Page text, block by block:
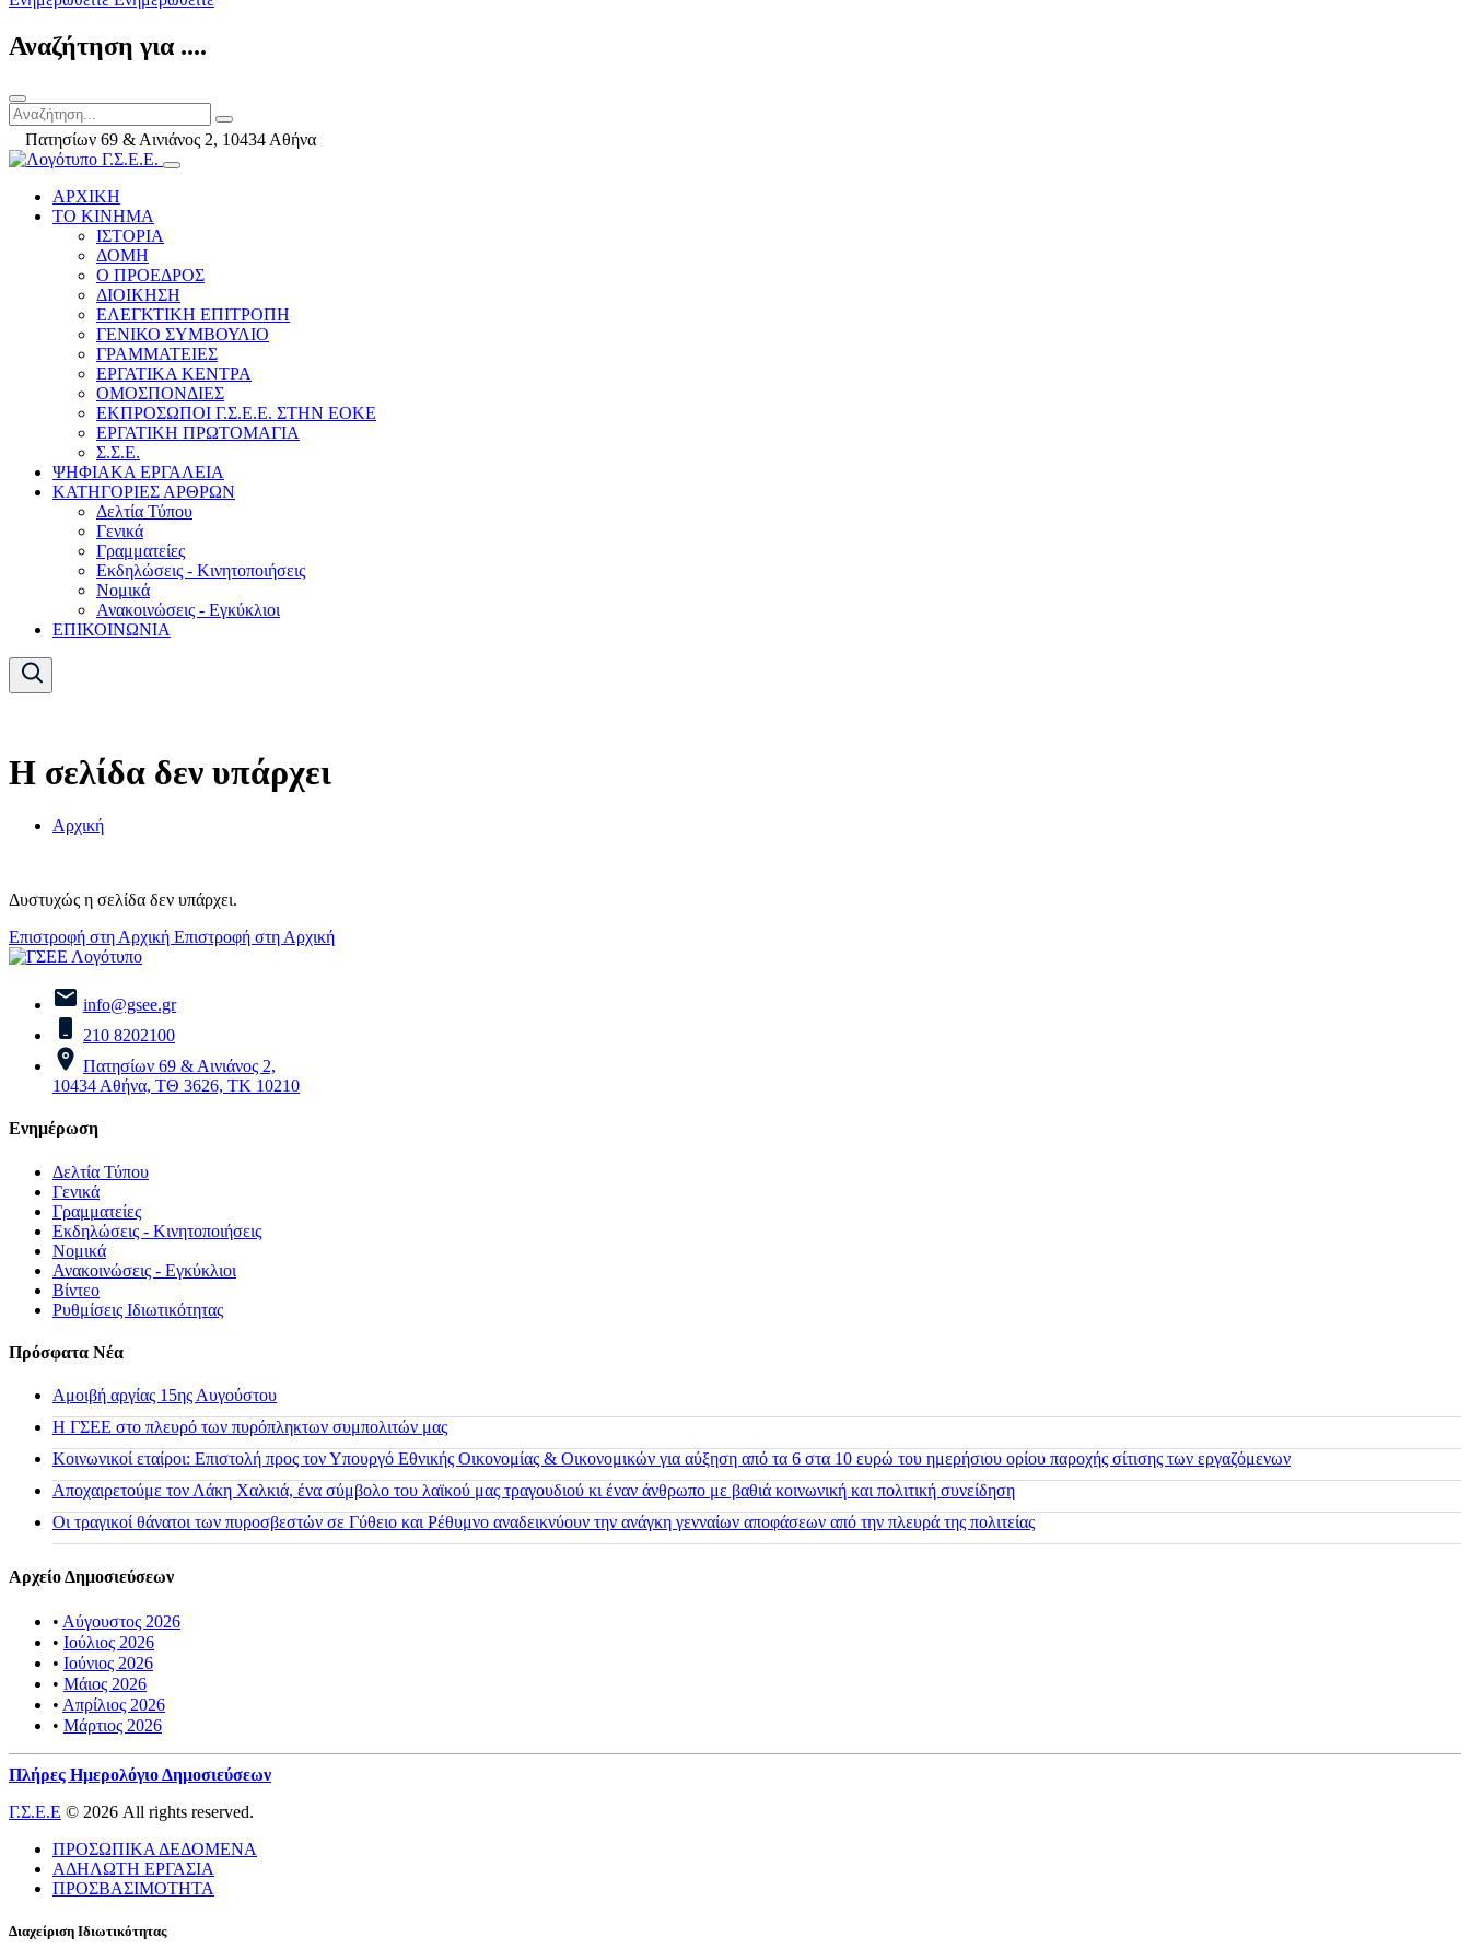
Αναζήτηση για ....
Πατησίων 69 & Αινιάνος 2, 10434 Αθήνα
ΑΡΧΙΚΗ
ΤΟ ΚΙΝΗΜΑ
ΙΣΤΟΡΙΑ
ΔΟΜΗ
Ο ΠΡΟΕΔΡΟΣ
ΔΙΟΙΚΗΣΗ
ΕΛΕΓΚΤΙΚΗ ΕΠΙΤΡΟΠΗ
ΓΕΝΙΚΟ ΣΥΜΒΟΥΛΙΟ
ΓΡΑΜΜΑΤΕΙΕΣ
ΕΡΓΑΤΙΚΑ ΚΕΝΤΡΑ
ΟΜΟΣΠΟΝΔΙΕΣ
ΕΚΠΡΟΣΩΠΟΙ Γ.Σ.Ε.Ε. ΣΤΗΝ ΕΟΚΕ
ΕΡΓΑΤΙΚΗ ΠΡΩΤΟΜΑΓΙΑ
Σ.Σ.Ε.
ΨΗΦΙΑΚΑ ΕΡΓΑΛΕΙΑ
ΚΑΤΗΓΟΡΙΕΣ ΑΡΘΡΩΝ
Δελτία Τύπου
Γενικά
Γραμματείες
Εκδηλώσεις - Κινητοποιήσεις
Νομικά
Ανακοινώσεις - Εγκύκλιοι
ΕΠΙΚΟΙΝΩΝΙΑ
Η σελίδα δεν υπάρχει
Αρχική
Δυστυχώς η σελίδα δεν υπάρχει.
Επιστροφή στη Αρχική Επιστροφή στη Αρχική
info@gsee.gr
210 8202100
Πατησίων 69 & Αινιάνος 2,
10434 Αθήνα, ΤΘ 3626, ΤΚ 10210
Ενημέρωση
Δελτία Τύπου
Γενικά
Γραμματείες
Εκδηλώσεις - Κινητοποιήσεις
Νομικά
Ανακοινώσεις - Εγκύκλιοι
Βίντεο
Ρυθμίσεις Ιδιωτικότητας
Πρόσφατα Νέα
Αμοιβή αργίας 15ης Αυγούστου
H ΓΣΕΕ στο πλευρό των πυρόπληκτων συμπολιτών μας
Κοινωνικοί εταίροι: Επιστολή προς τον Υπουργό Εθνικής Οικονομίας & Οικονομικών για αύξηση από τα 6 στα 10 ευρώ του ημερήσιου ορίου παροχής σίτισης των εργαζόμενων
Αποχαιρετούμε τον Λάκη Χαλκιά, ένα σύμβολο του λαϊκού μας τραγουδιού κι έναν άνθρωπο με βαθιά κοινωνική και πολιτική συνείδηση
Οι τραγικοί θάνατοι των πυροσβεστών σε Γύθειο και Ρέθυμνο αναδεικνύουν την ανάγκη γενναίων αποφάσεων από την πλευρά της πολιτείας
Αρχείο Δημοσιεύσεων
• Αύγουστος 2026
• Ιούλιος 2026
• Ιούνιος 2026
• Μάιος 2026
• Απρίλιος 2026
• Μάρτιος 2026
Πλήρες Ημερολόγιο Δημοσιεύσεων
Γ.Σ.Ε.Ε © 2026 All rights reserved.
ΠΡΟΣΩΠΙΚΑ ΔΕΔΟΜΕΝΑ
ΑΔΗΛΩΤΗ ΕΡΓΑΣΙΑ
ΠΡΟΣΒΑΣΙΜΟΤΗΤΑ
Διαχείριση Ιδιωτικότητας